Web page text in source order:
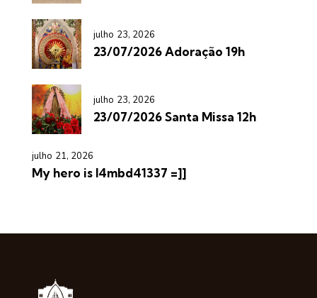
julho 23, 2026
23/07/2026 Adoração 19h
julho 23, 2026
23/07/2026 Santa Missa 12h
julho 21, 2026
My hero is l4mbd41337 =]]